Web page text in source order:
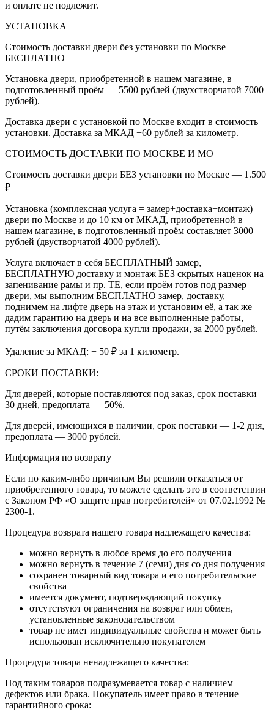
и оплате не подлежит.
УСТАНОВКА
Стоимость доставки двери без установки по Москве —
БЕСПЛАТНО
Установка двери, приобретенной в нашем магазине, в
подготовленный проём — 5500 рублей (двухстворчатой 7000
рублей).
Доставка двери с установкой по Москве входит в стоимость
установки. Доставка за МКАД +60 рублей за километр.
СТОИМОСТЬ ДОСТАВКИ ПО МОСКВЕ И МО
Стоимость доставки двери БЕЗ установки по Москве — 1.500
₽
Установка (комплексная услуга = замер+доставка+монтаж)
двери по Москве и до 10 км от МКАД, приобретенной в
нашем магазине, в подготовленный проём составляет 3000
рублей (двустворчатой 4000 рублей).
Услуга включает в себя БЕСПЛАТНЫЙ замер,
БЕСПЛАТНУЮ доставку и монтаж БЕЗ скрытых наценок на
запенивание рамы и пр. ТЕ, если проём готов под размер
двери, мы выполним БЕСПЛАТНО замер, доставку,
поднимем на лифте дверь на этаж и установим её, а так же
дадим гарантию на дверь и на все выполненные работы,
путём заключения договора купли продажи, за 2000 рублей.
Удаление за МКАД: + 50 ₽ за 1 километр.
СРОКИ ПОСТАВКИ:
Для дверей, которые поставляются под заказ, срок поставки —
30 дней, предоплата — 50%.
Для дверей, имеющихся в наличии, срок поставки — 1-2 дня,
предоплата — 3000 рублей.
Информация по возврату
Если по каким-либо причинам Вы решили отказаться от
приобретенного товара, то можете сделать это в соответствии
с Законом РФ «О защите прав потребителей» от 07.02.1992 №
2300-1.
Процедура возврата нашего товара надлежащего качества:
можно вернуть в любое время до его получения
можно вернуть в течение 7 (семи) дня со дня получения
сохранен товарный вид товара и его потребительские
свойства
имеется документ, подтверждающий покупку
отсутствуют ограничения на возврат или обмен,
установленные законодательством
товар не имет индивидуальные свойства и может быть
использован исключительно покупателем
Процедура товара ненадлежащего качества:
Под таким товаров подразумевается товар с наличием
дефектов или брака. Покупатель имеет право в течение
гарантийного срока: